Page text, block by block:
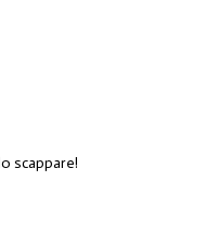
scappare!